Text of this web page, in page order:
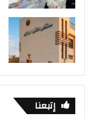
إتبعنا